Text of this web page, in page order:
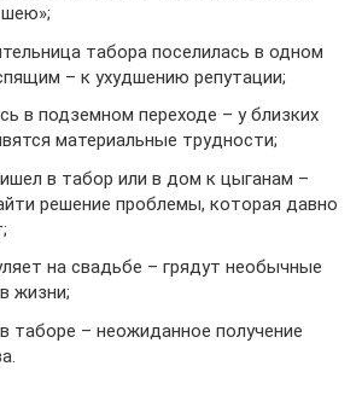
табора поселилась в одном
– к ухудшению репутации;
в подземном переходе – у близких
материальные трудности;
в табор или в дом к цыганам –
решение проблемы, которая давно
на свадьбе – грядут необычные
жизни;
таборе – неожиданное получение